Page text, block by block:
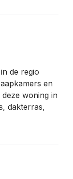
de regio
en
woning in
dakterras,